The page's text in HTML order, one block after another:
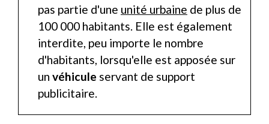
pas partie d'une unité urbaine de plus de
100 000 habitants. Elle est également
interdite, peu importe le nombre
d'habitants, lorsqu'elle est apposée sur
un véhicule servant de support
publicitaire.